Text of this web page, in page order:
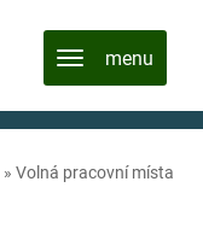
» Volná pracovní místa